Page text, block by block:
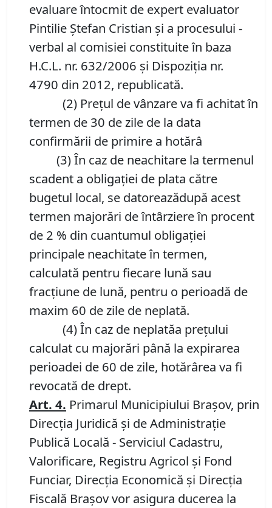
evaluare întocmit de expert evaluator
Pintilie Ștefan Cristian și a procesului -
verbal al comisiei constituite în baza
H.C.L. nr. 632/2006 și Dispoziția nr.
4790 din 2012, republicată.
(2) Prețul de vânzare va fi achitat în
termen de 30 de zile de la data
confirmării de primire a hotărâ
(3) În caz de neachitare la termenul
scadent a obligației de plata către
bugetul local, se datoreazădupă acest
termen majorări de întârziere în procent
de 2 % din cuantumul obligației
principale neachitate în termen,
calculată pentru fiecare lună sau
fracțiune de lună, pentru o perioadă de
maxim 60 de zile de neplată.
(4) În caz de neplatăa prețului
calculat cu majorări până la expirarea
perioadei de 60 de zile, hotărârea va fi
revocată de drept.
Art. 4. Primarul Municipiului Brașov, prin
Direcția Juridică și de Administrație
Publică Locală - Serviciul Cadastru,
Valorificare, Registru Agricol și Fond
Funciar, Direcția Economică și Direcţia
Fiscală Braşov vor asigura ducerea la